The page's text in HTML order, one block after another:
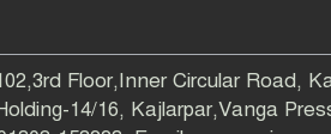
Floor,Inner Circular Road,
14/16, Kajlarpar,Vanga